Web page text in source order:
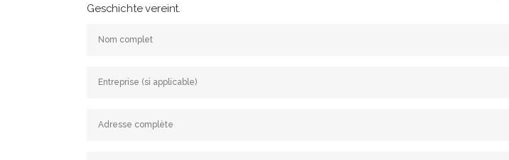
Geschichte vereint.